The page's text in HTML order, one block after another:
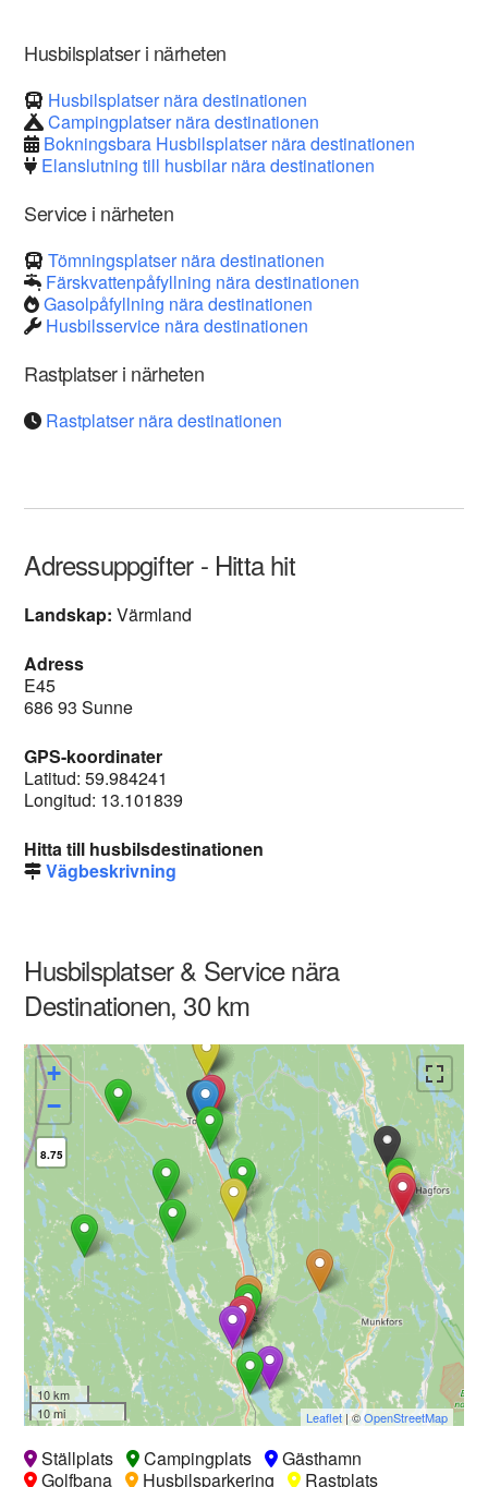
Husbilsplatser i närheten
Husbilsplatser nära destinationen
Campingplatser nära destinationen
Bokningsbara Husbilsplatser nära destinationen
Elanslutning till husbilar nära destinationen
Service i närheten
Tömningsplatser nära destinationen
Färskvattenpåfyllning nära destinationen
Gasolpåfyllning nära destinationen
Husbilsservice nära destinationen
Rastplatser i närheten
Rastplatser nära destinationen
Adressuppgifter - Hitta hit
Landskap:Värmland
Adress
E45
686 93 Sunne
GPS-koordinater
Latitud: 59.984241
Longitud: 13.101839
Hitta till husbilsdestinationen
Vägbeskrivning
Husbilsplatser & Service nära
Destinationen, 30 km
+
−
8.75
10 km
10 mi
Leaflet| ©OpenStreetMap
Ställplats Campingplats
Gästhamn
Golfbana
Husbilsparkering Rastplats